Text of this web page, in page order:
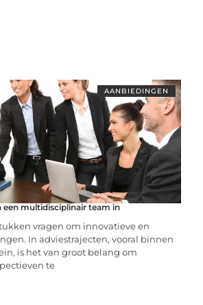
AANBIEDINGEN
een multidisciplinair team in
vragen om innovatieve en
In adviestrajecten, vooral binnen
is het van groot belang om
te